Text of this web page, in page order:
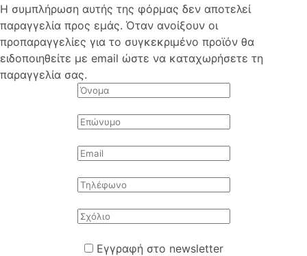
Η συμπλήρωση αυτής της φόρμας δεν αποτελεί
παραγγελία προς εμάς. Όταν ανοίξουν οι
προπαραγγελίες για το συγκεκριμένο προϊόν θα
ειδοποιηθείτε με email ώστε να καταχωρήσετε τη
παραγγελία σας.
Εγγραφή στο newsletter